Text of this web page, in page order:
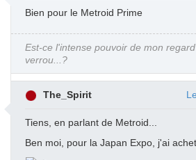
Bien pour le Metroid Prime
Est-ce l'intense pouvoir de mon
verrou...?
The_Spirit
Tiens, en parlant de Metroid...
Ben moi, pour la Japan Expo, j'ai